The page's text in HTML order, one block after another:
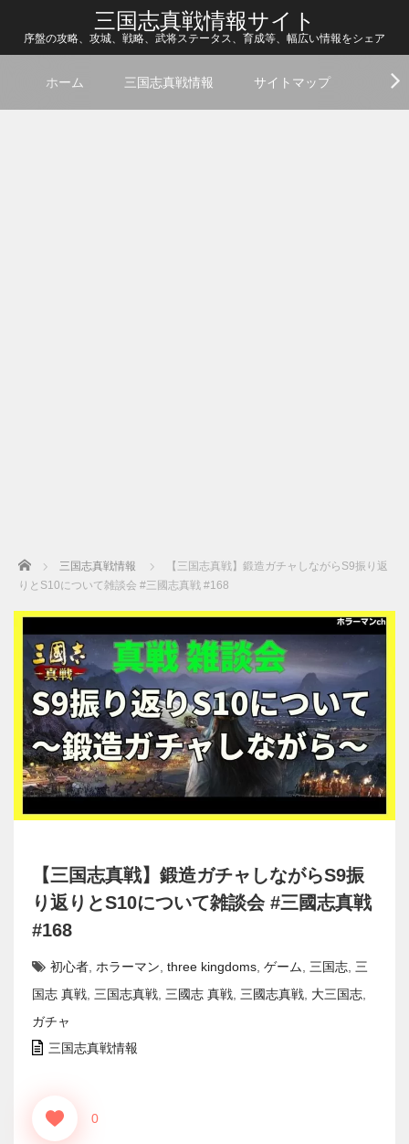
三国志真戦情報サイト
序盤の攻略、攻城、戦略、武将ステータス、育成等、幅広い情報をシェア
ホーム 三国志真戦情報 サイトマップ
Home 三国志真戦情報
【三国志真戦】鍛造ガチャしながらS9振り返
りとS10について雑談会 #三國志真戦 #168
【三国志真戦】鍛造ガチャしながらS9振
り返りとS10について雑談会 #三國志真戦
#168
初心者 ホラーマン three kingdoms ゲーム 三国志 三
国志 真戦 三国志真戦 三國志 真戦 三國志真戦 大三国志
ガチャ
三国志真戦情報
0